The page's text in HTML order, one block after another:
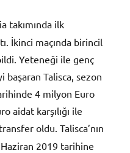
takımında ilk
İkinci maçında birincil
Yeteneği ile genç
Talisca, sezon
4 milyon Euro
aidat karşılığı ile
oldu. Talisca’nın
2019 tarihine